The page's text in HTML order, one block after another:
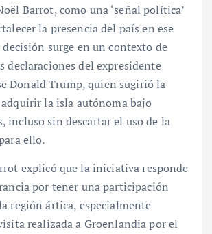
Barrot, como una ‘señal política’
la presencia del país en ese
surge en un contexto de
declaraciones del expresidente
Donald Trump, quien sugirió la
la isla autónoma bajo
incluso sin descartar el uso de la
ello.
explicó que la iniciativa responde
por tener una participación
región ártica, especialmente
realizada a Groenlandia por el